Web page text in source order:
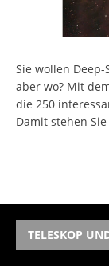
Sie wollen
aber wo? Mit
die 250
Damit stehen
TELESKOP